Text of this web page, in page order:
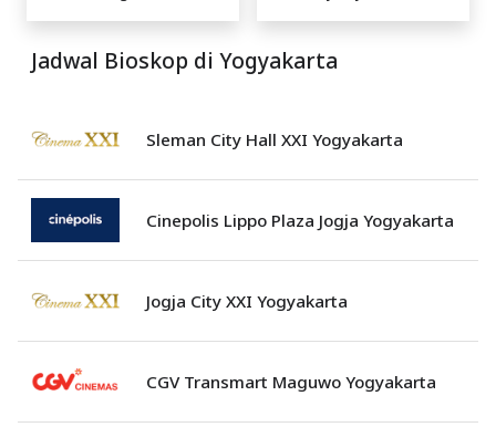
Jadwal Bioskop di Yogyakarta
Sleman City Hall XXI Yogyakarta
Cinepolis Lippo Plaza Jogja Yogyakarta
Jogja City XXI Yogyakarta
CGV Transmart Maguwo Yogyakarta